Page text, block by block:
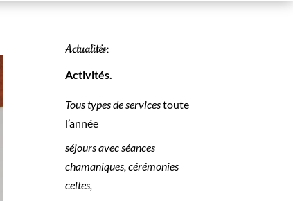
Actualités:
Activités.
Tous types de servicestoute
l’année
séjours avec séances
chamaniques, cérémonies
celtes,